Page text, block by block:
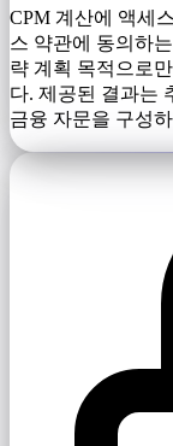
CPM 계산에 액세
스 약관에 동의하
략 계획 목적으로
다. 제공된 결과는
금융 자문을 구성